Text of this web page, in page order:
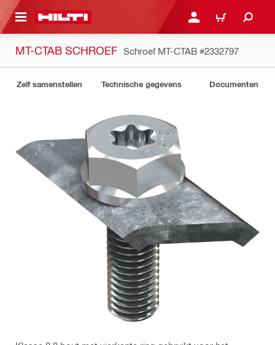
HOOFDINHOUD AANMELDEN OF
WINKELWAGEN
MT-CTAB SCHROEF Schroef MT-CTAB #2332797
Zelf samenstellen Technische gegevens Documenten